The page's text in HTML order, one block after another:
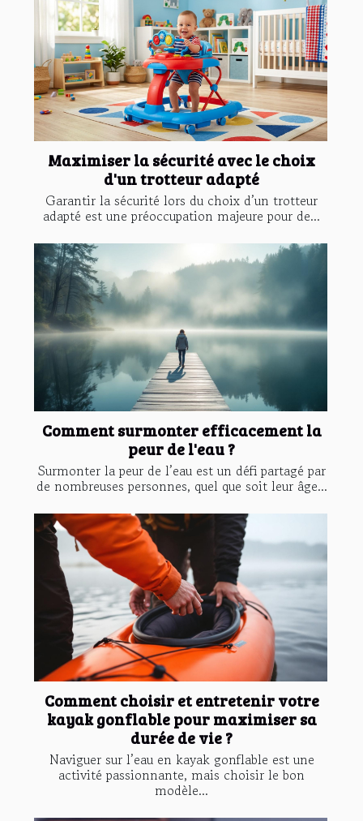
Maximiser la sécurité avec le choix
d'un trotteur adapté
Garantir la sécurité lors du choix d’un trotteur
adapté est une préoccupation majeure pour de...
Comment surmonter efficacement la
peur de l'eau ?
Surmonter la peur de l’eau est un défi partagé par
de nombreuses personnes, quel que soit leur âge...
Comment choisir et entretenir votre
kayak gonflable pour maximiser sa
durée de vie ?
Naviguer sur l’eau en kayak gonflable est une
activité passionnante, mais choisir le bon
modèle...